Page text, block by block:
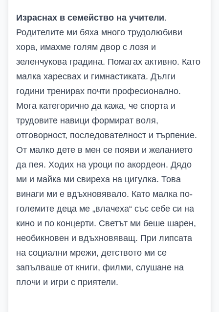
Израснах в семейство на учители.
Родителите ми бяха много трудолюбиви
хора, имахме голям двор с лозя и
зеленчукова градина. Помагах активно. Като
малка харесвах и гимнастиката. Дълги
години тренирах почти професионално.
Мога категорично да кажа, че спорта и
трудовите навици формират воля,
отговорност, последователност и търпение.
От малко дете в мен се появи и желанието
да пея. Ходих на уроци по акордеон. Дядо
ми и майка ми свиреха на цигулка. Това
винаги ми е вдъхновявало. Като малка по-
големите деца ме „влачеха“ със себе си на
кино и по концерти. Светът ми беше шарен,
необикновен и вдъхновяващ. При липсата
на социални мрежи, детството ми се
запълваше от книги, филми, слушане на
плочи и игри с приятели.